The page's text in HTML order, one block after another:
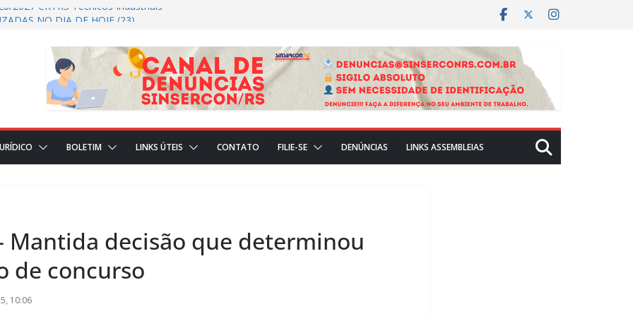
2027 CRTRS Técnicos Industriais
NO DIA DE HOJE (23)
BOLETIM LINKS ÚTEIS CONTATO FILIE-SE DENÚNCIAS LINKS ASSEMBLEIAS
Mantida decisão que determinou
de concurso
10:06